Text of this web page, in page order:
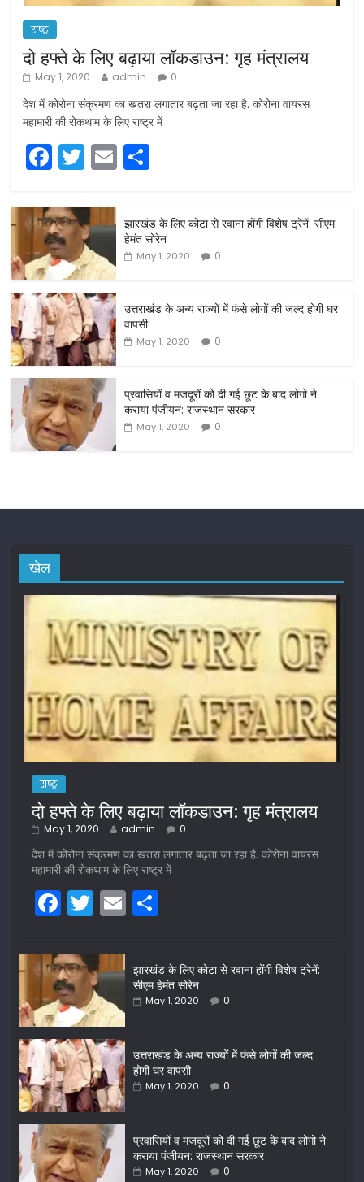
राष्ट्र
दो हफ्ते के लिए बढ़ाया लॉकडाउन: गृह मंत्रालय
May 1, 2020 admin 0
देश में कोरोना संक्रमण का खतरा लगातार बढ़ता जा रहा है. कोरोना वायरस
महामारी की रोकथाम के लिए राष्ट्र में
F
a
c
e
b
o
o
k
T
w
itt
er
E
m
ar
e
झारखंड के लिए कोटा से रवाना होंगी विशेष ट्रेनें: सीएम
हेमंत सोरेन
May 1, 2020 0
उत्तराखंड के अन्य राज्यों में फंसे लोगों की जल्द होगी घर
वापसी
May 1, 2020 0
प्रवासियों व मजदूरों को दी गई छूट के बाद लोगो ने
कराया पंजीयन: राजस्थान सरकार
May 1, 2020 0
खेल
राष्ट्र
दो हफ्ते के लिए बढ़ाया लॉकडाउन: गृह मंत्रालय
May 1, 2020 admin 0
देश में कोरोना संक्रमण का खतरा लगातार बढ़ता जा रहा है. कोरोना वायरस
महामारी की रोकथाम के लिए राष्ट्र में
F
a
c
e
b
o
o
k
T
w
itt
er
E
m
ar
e
झारखंड के लिए कोटा से रवाना होंगी विशेष ट्रेनें:
सीएम हेमंत सोरेन
May 1, 2020 0
उत्तराखंड के अन्य राज्यों में फंसे लोगों की जल्द
होगी घर वापसी
May 1, 2020 0
प्रवासियों व मजदूरों को दी गई छूट के बाद लोगो ने
कराया पंजीयन: राजस्थान सरकार
May 1, 2020 0